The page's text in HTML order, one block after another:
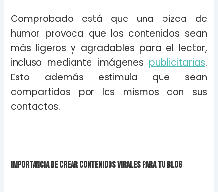
Comprobado está que una pizca de
humor provoca que los contenidos sean
más ligeros y agradables para el lector,
incluso mediante imágenes publicitarias.
Esto además estimula que sean
compartidos por los mismos con sus
contactos.
Importancia de crear contenidos virales para tu blog